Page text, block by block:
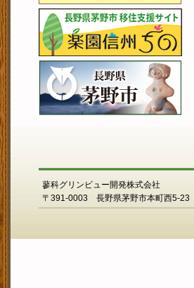
蓼科グリンビュー開発株式会社
〒391-0003 長野県茅野市本町西5-23